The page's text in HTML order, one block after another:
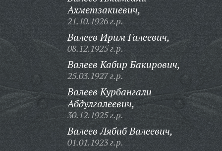
Ахметзакиевич,
21.10.1926 г.р.
Валеев Ирим Галеевич,
08.12.1925 г.р.
Валеев Кабир Бакирович,
25.03.1927 г.р.
Валеев Курбангали
Абдулгалеевич,
30.12.1925 г.р.
Валеев Лябиб Валеевич,
01.01.1923 г.р.